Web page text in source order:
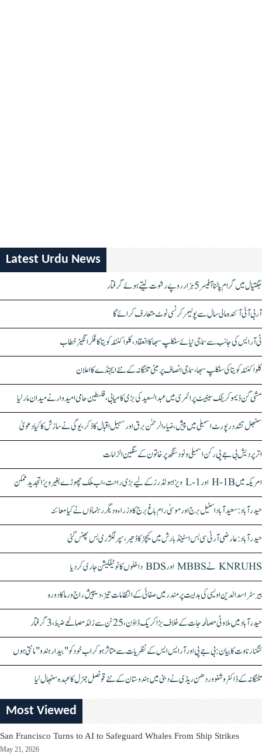
Latest Urdu News
جگتیال میں گرام پالنا آفیسر 5 ہزار روپے رشوت لیتے ہوئے گرفتار
آر بی آئی آئندہ مالی سال سے پولیمر کرنسی نوٹ متعارف کرائے گا
ٹی آر ایس کی جانب سے سماجی نیائے سنکلپ سبھا کا انعقاد، کلواکنٹلہ کویتا کا فکر انگیز خطاب
کلواکنٹلہ کویتا کی سنکلپ سبھا، سماجی انصاف پر مبنی تلنگانہ کے نئے ایجنڈے کا اعلان
مشی گن ڈیموکریٹک سینیٹ پرائمری میں عبدالسعید کی بڑی کامیابی، فلسطین حامی امیدوار نے میدان مار لیا
سنبھل تشدد رپورٹ اسمبلی میں پیش، ضیاء الرحمٰن برق اور سہیل اقبال کا ذکر، یوگی نے سازش کا کیا دعویٰ
اتر پردیش بی جے پی رکن اسمبلی ونود سنگھ پر خاتون کے سنگین الزامات
امریکہ میں H-1B اور L-1 ویزا ہولڈرز کے لیے بڑی راحت، اب ملک چھوڑے بغیر ویزا تجدید ممکن
حیدرآباد: سعیدآباد اسٹیل برج اور موسیٰ رام باغ برج کا وزراء و دیگر رہنماؤں نے کیا معائنہ
حیدرآباد: عارضی آر ٹی سی بس اسٹینڈ بارش میں کیچڑ کا ڈھیر، سپر لگژری بس پھنس گئی
KNRUHS نے MBBS اور BDS داخلوں کا نوٹیفکیشن جاری کر دیا
بیرسٹر اسدالدین اویسی کی ہدایت پر مندر میں صفائی کے انتظامات تیز، دیپیش راج ورما کا دورہ
حیدرآباد میں ملاوٹی مصالحہ جات کے خلاف بڑا کریک ڈاؤن، 25 ٹن سے زائد مصالحے ضبط، 3 گرفتار
کنگنا رناوت کا بیان: بی جے پی اور آر ایس ایس کے نظریات سے متاثر ہو کر اب خود کو "بیدار ہندو" مانتی ہوں
تلنگانہ کے ڈاکٹر وشنو وردھن ریڈی نے دبئی میں ہندوستان کے نئے قونصل جنرل کا عہدہ سنبھال لیا
Most Viewed
San Francisco Turns to AI to Safeguard Whales From Ship Strikes
May 21, 2026